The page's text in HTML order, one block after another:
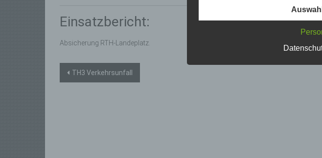
Einsatzbericht:
Absicherung RTH-Landeplatz.
Beitragsnavigation
TH3 Verkehrsunfall
telefonisch, an uns zu übermitteln.
Begriffsbestimmungen
Europäischen Richtlinien- und
sowohl für die Öffentlichkeit als auch
einfach lesbar und verständlich sein.